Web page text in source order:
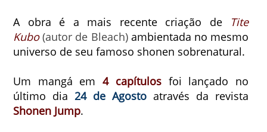
A obra é a mais recente criação de
Tite
Kubo (autor de Bleach)ambientada no mesmo
universo de seu famoso shonen sobrenatural.
Um mangá em4 capítulosfoi lançado no
último dia24 de Agosto através da revista
Shonen Jump.